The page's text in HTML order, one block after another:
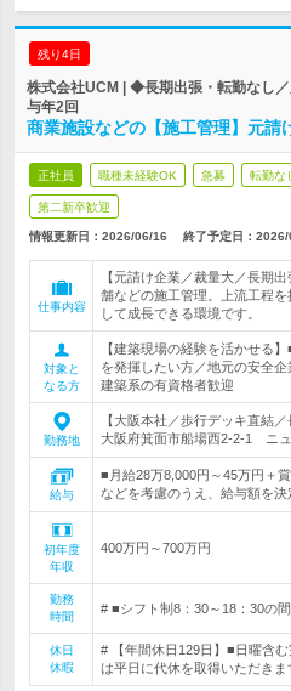
残り4日
株式会社UCM | ◆長期出張・転勤なし
与年2回
商業施設などの【施工管理】元請
正社員 職種未経験OK 急募 転勤な
第二新卒歓迎
情報更新日：2026/06/16 終了予定日： 2026/
仕事内容
【元請け企業／裁量大／長期
舗などの施工管理。上流工程
して成長できる環境です。
対象と
なる方
【建築現場の経験を活かせる
を発揮したい方／地元の安全
建築系の有資格者歓迎
勤務地
【大阪本社／歩行デッキ直結
大阪府箕面市船場西2-2-1 ニ
給与
■月給28万8,000円～45万円＋
などを考慮のうえ、給与額を
初年度
年収
400万円～700万円
勤務
時間
# ■シフト制8：30～18：30の
休日
休暇
# 【年間休日129日】■日曜含
は平日に代休を取得いただきま